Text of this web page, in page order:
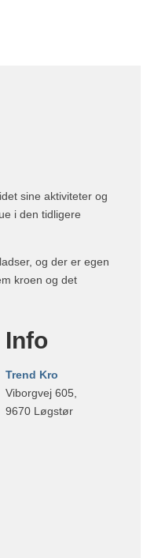
sine aktiviteter og
i den tidligere
og der er egen
kroen og det
Info
Trend Kro
Viborgvej 605,
9670 Løgstør